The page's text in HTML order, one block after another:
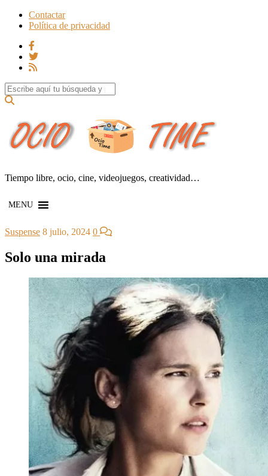
Contactar
Política de privacidad
Search for:
Tiempo libre, ocio, cine, videojuegos, creatividad…
MENU
Suspense 8 julio, 2024 0
Solo una mirada